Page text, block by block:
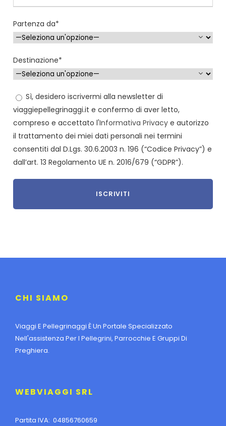
Partenza da*
Destinazione*
Sì, desidero iscrivermi alla newsletter di
viaggiepellegrinaggi.it e confermo di aver letto,
compreso e accettato l'Informativa Privacy e autorizzo
il trattamento dei miei dati personali nei termini
consentiti dal D.Lgs. 30.6.2003 n. 196 (“Codice Privacy”) e
dall’art. 13 Regolamento UE n. 2016/679 (“GDPR”).
CHI SIAMO
Viaggi E Pellegrinaggi È Un Portale Specializzato
Nell'assistenza Per I Pellegrini, Parrocchie E Gruppi Di
Preghiera.
WEBVIAGGI SRL
Partita IVA: 04856760659